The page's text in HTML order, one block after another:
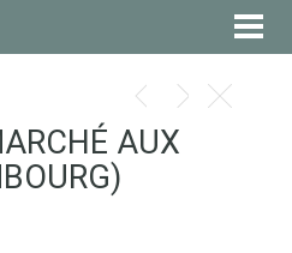
AUX